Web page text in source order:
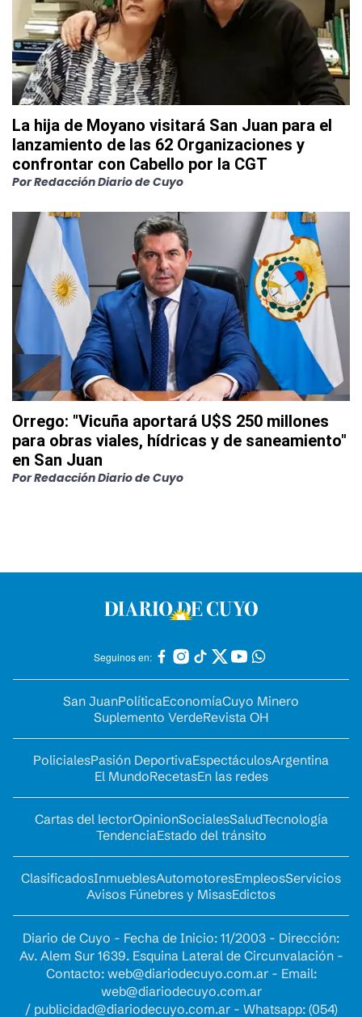
La hija de Moyano visitará San Juan para el
lanzamiento de las 62 Organizaciones y
confrontar con Cabello por la CGT
PorRedacción Diario de Cuyo
Orrego: "Vicuña aportará U$S 250 millones
para obras viales, hídricas y de saneamiento"
en San Juan
PorRedacción Diario de Cuyo
Seguinos en:
San JuanPolíticaEconomíaCuyo Minero
Suplemento VerdeRevista OH
PolicialesPasión DeportivaEspectáculosArgentina
El MundoRecetasEn las redes
Cartas del lectorOpinionSocialesSaludTecnología
TendenciaEstado del tránsito
ClasificadosInmueblesAutomotoresEmpleosServicios
Avisos Fúnebres y MisasEdictos
Diario de Cuyo - Fecha de Inicio: 11/2003 - Dirección:
Av. Alem Sur 1639. Esquina Lateral de Circunvalación -
Contacto: web@diariodecuyo.com.ar- Email:
web@diariodecuyo.com.ar
/ publicidad@diariodecuyo.com.ar- Whatsapp: (054)